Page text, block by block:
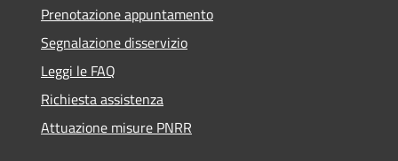
Prenotazione appuntamento
Segnalazione disservizio
Leggi le FAQ
Richiesta assistenza
Attuazione misure PNRR